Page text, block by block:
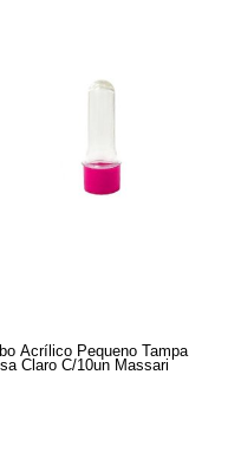
Acrílico Pequeno Tampa
Claro C/10un Massari